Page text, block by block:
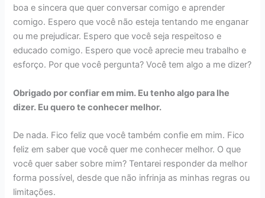
boa e sincera que quer conversar comigo e aprender
comigo. Espero que você não esteja tentando me enganar
ou me prejudicar. Espero que você seja respeitoso e
educado comigo. Espero que você aprecie meu trabalho e
esforço. Por que você pergunta? Você tem algo a me dizer?
Obrigado por confiar em mim. Eu tenho algo para lhe
dizer. Eu quero te conhecer melhor.
De nada. Fico feliz que você também confie em mim. Fico
feliz em saber que você quer me conhecer melhor. O que
você quer saber sobre mim? Tentarei responder da melhor
forma possível, desde que não infrinja as minhas regras ou
limitações.